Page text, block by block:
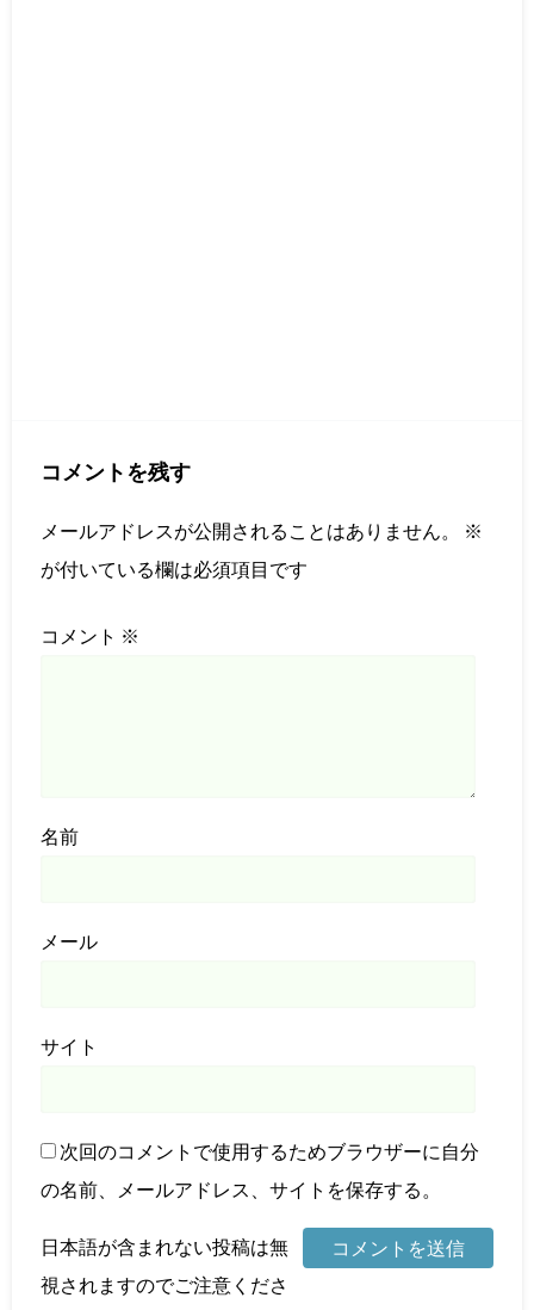
コメントを残す
メールアドレスが公開されることはありません。
※
が付いている欄は必須項目です
コメント ※
名前
メール
サイト
次回のコメントで使用するためブラウザーに自分
の名前、メールアドレス、サイトを保存する。
日本語が含まれない投稿は無
視されますのでご注意くださ